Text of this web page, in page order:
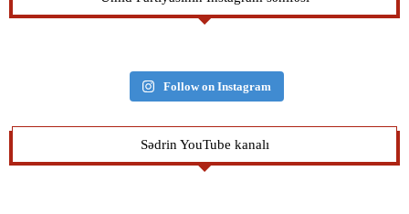
Follow on Instagram
Sədrin YouTube kanalı